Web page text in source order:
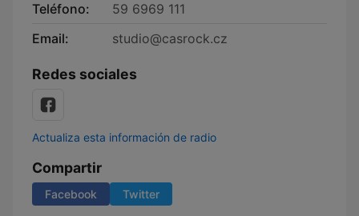
Teléfono:
59 6969 111
Email:
studio@casrock.cz
Redes sociales
Actualiza esta información de radio
Compartir
Facebook Twitter